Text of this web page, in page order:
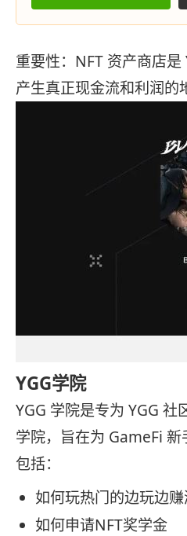
重要性：NFT 资产商店是
产生真正现金流和利润的
YGG学院
YGG 学院是专为 YGG
学院，旨在为 GameFi
包括：
如何玩热门的边玩边
如何申请NFT奖学金